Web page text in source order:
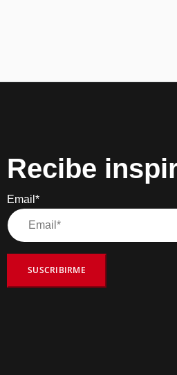
Recibe
Email*
SUSCRIBIRME